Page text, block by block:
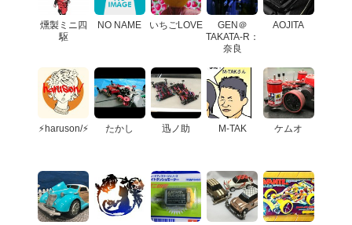
燻製ミニ四
駆
NO NAME いちごLOVE
GEN＠
TAKATA-R：
奈良
AOJITA
⚡️haruson/⚡️ たかし 迅ノ助 M-TAK ケムオ